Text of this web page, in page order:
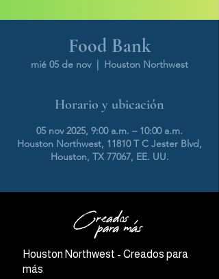
Food Bank
mié 05 de nov
  |
Houston Northwest
Horario y ubicación
05 nov 2025, 9:00 a.m. – 10:00 a.m.
Houston Northwest, 11810 T C Jester Blvd,
Houston, TX 77067, EE. UU.
Houston Northwest - Creados para
más